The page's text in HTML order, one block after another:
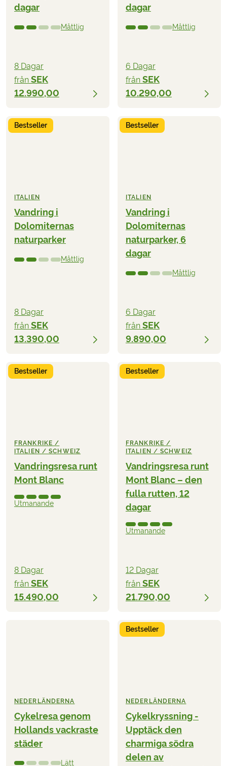
dagar
Måttlig
8 Dagar
från SEK
12.990,00
dagar
Måttlig
6 Dagar
från SEK
10.290,00
Bestseller
ITALIEN
Vandring i
Dolomiternas
naturparker
Måttlig
8 Dagar
från SEK
13.390,00
Bestseller
ITALIEN
Vandring i
Dolomiternas
naturparker, 6
dagar
Måttlig
6 Dagar
från SEK
9.890,00
Bestseller
FRANKRIKE /
ITALIEN / SCHWEIZ
Vandringsresa runt
Mont Blanc
Utmanande
8 Dagar
från SEK
15.490,00
Bestseller
FRANKRIKE /
ITALIEN / SCHWEIZ
Vandringsresa runt
Mont Blanc – den
fulla rutten, 12
dagar
Utmanande
12 Dagar
från SEK
21.790,00
NEDERLÄNDERNA
Cykelresa genom
Hollands vackraste
städer
Lätt
Bestseller
NEDERLÄNDERNA
Cykelkryssning -
Upptäck den
charmiga södra
delen av